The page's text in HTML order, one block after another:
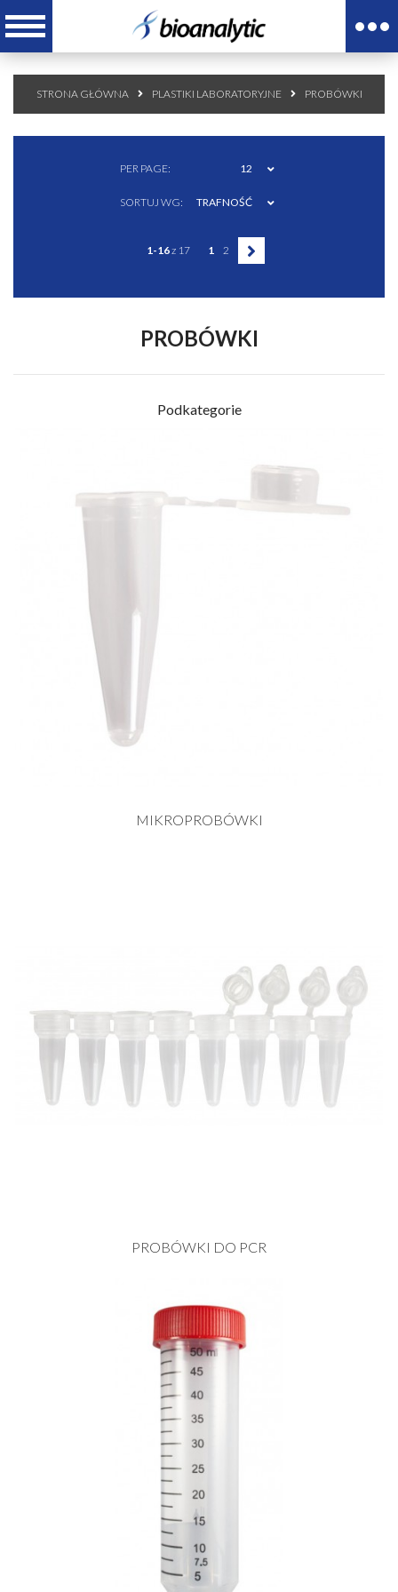
STRONA GŁÓWNA PLASTIKI LABORATORYJNE PROBÓWKI
PER PAGE: 12
SORTUJ WG: TRAFNOŚĆ
1-16z 17 1 2
PROBÓWKI
Podkategorie
MIKROPROBÓWKI
PROBÓWKI DO PCR